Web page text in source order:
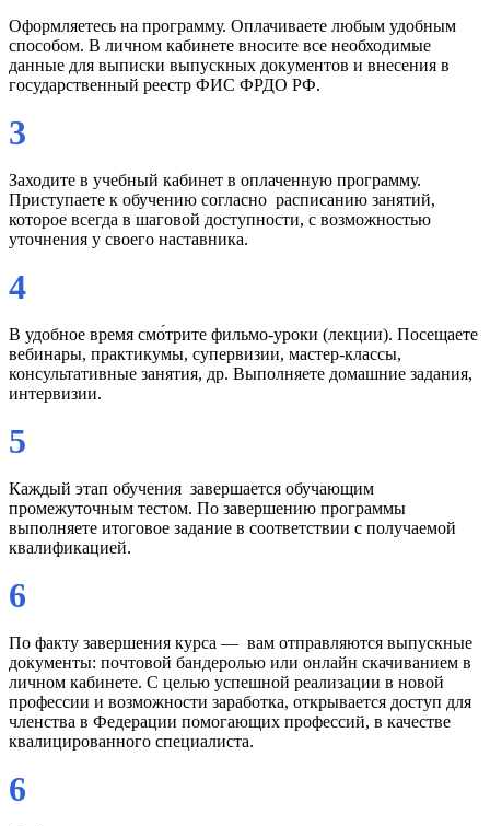
Оформляетесь на программу. Оплачиваете любым удобным
способом. В личном кабинете вносите все необходимые
данные для выписки выпускных документов и внесения в
государственный реестр ФИС ФРДО РФ.
3
Заходите в учебный кабинет в оплаченную программу.
Приступаете к обучению согласно расписанию занятий,
которое всегда в шаговой доступности, с возможностью
уточнения у своего наставника.
4
В удобное время смо́трите фильмо-уроки (лекции). Посещаете
вебинары, практикумы, супервизии, мастер-классы,
консультативные занятия, др. Выполняете домашние задания,
интервизии.
5
Каждый этап обучения завершается обучающим
промежуточным тестом. По завершению программы
выполняете итоговое задание в соответствии с получаемой
квалификацией.
6
По факту завершения курса — вам отправляются выпускные
документы: почтовой бандеролью или онлайн скачиванием в
личном кабинете. С целью успешной реализации в новой
профессии и возможности заработка, открывается доступ для
членства в Федерации помогающих профессий, в качестве
квалицированного специалиста.
6